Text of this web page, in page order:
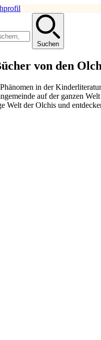
Suchen
von den
in der
auf der ganzen
Welt der Olchis und